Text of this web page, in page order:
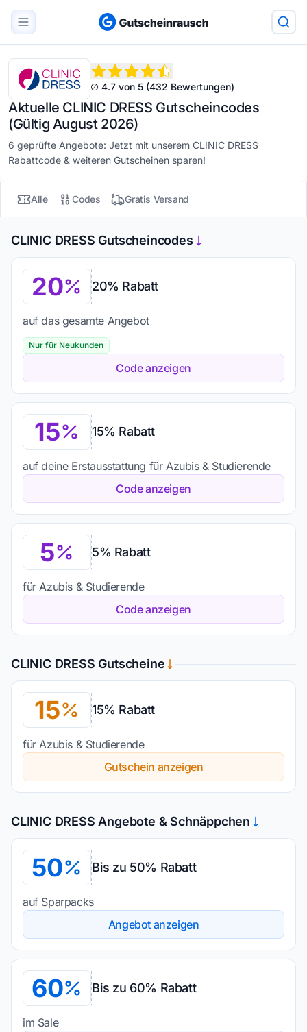
∅ 4.7 von 5 (432 Bewertungen)
Aktuelle CLINIC DRESS Gutscheincodes
(Gültig August 2026)
6 geprüfte Angebote: Jetzt mit unserem CLINIC DRESS
Rabattcode & weiteren Gutscheinen sparen!
Alle Codes Gratis Versand
CLINIC DRESS Gutscheincodes
20 20% Rabatt
auf das gesamte Angebot
Nur für Neukunden
Code anzeigen
15 15% Rabatt
auf deine Erstausstattung für Azubis & Studierende
Code anzeigen
5 5% Rabatt
für Azubis & Studierende
Code anzeigen
CLINIC DRESS Gutscheine
15 15% Rabatt
für Azubis & Studierende
Gutschein anzeigen
CLINIC DRESS Angebote & Schnäppchen
50 Bis zu 50% Rabatt
auf Sparpacks
Angebot anzeigen
60 Bis zu 60% Rabatt
im Sale